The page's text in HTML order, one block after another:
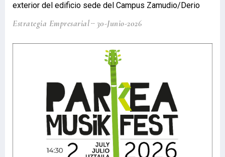
exterior del edificio sede del Campus Zamudio/Derio
Estrategia Empresarial 30-Junio-2026